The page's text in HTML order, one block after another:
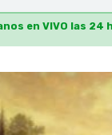
en VIVO las 24